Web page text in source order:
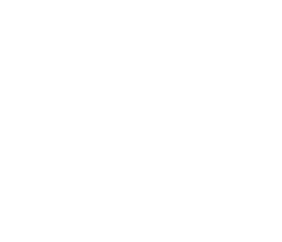
Generasi Milenial!